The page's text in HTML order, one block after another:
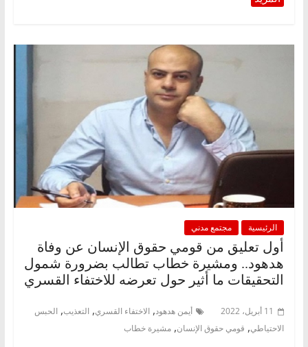
الرئيسية مجتمع مدني
أول تعليق من قومي حقوق الإنسان عن وفاة
هدهود.. ومشيرة خطاب تطالب بضرورة شمول
التحقيقات ما أثير حول تعرضه للاختفاء القسري
11 أبريل، 2022 أيمن هدهود, الاختفاء القسري, التعذيب, الحبس
الاحتياطي, قومي حقوق الإنسان, مشيرة خطاب